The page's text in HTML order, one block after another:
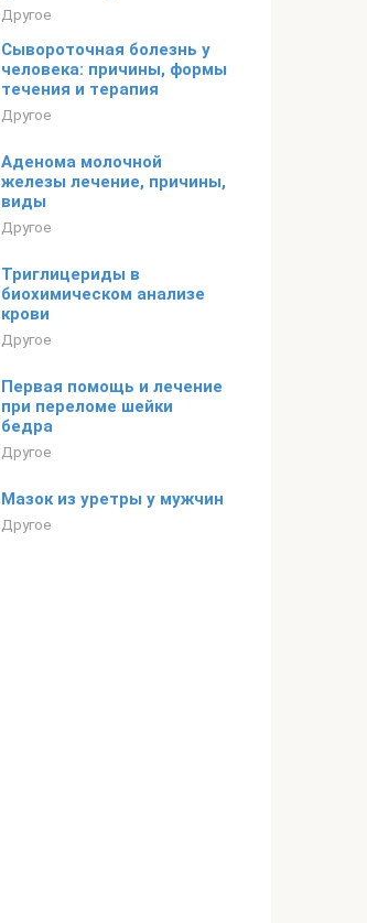
Другое
Сывороточная болезнь у
человека: причины, формы
течения и терапия
Другое
Аденома молочной
железы лечение, причины,
виды
Другое
Триглицериды в
биохимическом анализе
крови
Другое
Первая помощь и лечение
при переломе шейки
бедра
Другое
Мазок из уретры у мужчин
Другое